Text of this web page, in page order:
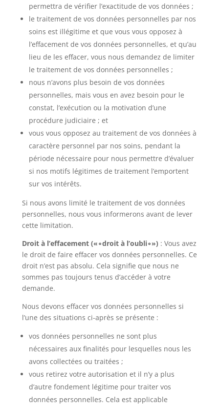
permettra de vérifier l’exactitude de vos données ;
le traitement de vos données personnelles par nos
soins est illégitime et que vous vous opposez à
l’effacement de vos données personnelles, et qu’au
lieu de les effacer, vous nous demandez de limiter
le traitement de vos données personnelles ;
nous n’avons plus besoin de vos données
personnelles, mais vous en avez besoin pour le
constat, l’exécution ou la motivation d’une
procédure judiciaire ; et
vous vous opposez au traitement de vos données à
caractère personnel par nos soins, pendant la
période nécessaire pour nous permettre d’évaluer
si nos motifs légitimes de traitement l’emportent
sur vos intérêts.
Si nous avons limité le traitement de vos données
personnelles, nous vous informerons avant de lever
cette limitation.
Droit à l’effacement («∘droit à l’oubli∘») : Vous avez
le droit de faire effacer vos données personnelles. Ce
droit n’est pas absolu. Cela signifie que nous ne
sommes pas toujours tenus d’accéder à votre
demande.
Nous devons effacer vos données personnelles si
l’une des situations ci-après se présente :
vos données personnelles ne sont plus
nécessaires aux finalités pour lesquelles nous les
avons collectées ou traitées ;
vous retirez votre autorisation et il n’y a plus
d’autre fondement légitime pour traiter vos
données personnelles. Cela est applicable